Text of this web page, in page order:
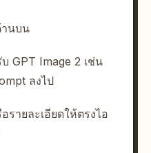
นบน
GPT Image 2 เช่น
ลงไป
รายละเอียดให้ตรงไอ